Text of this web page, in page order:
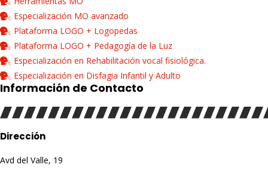
Especialización MO avanzado
Plataforma LOGO + Logopedas
Plataforma LOGO + Pedagogía de la Luz
Especialización en Rehabilitación vocal fisiológica.
Especialización en Disfagia Infantil y Adulto
Información de Contacto
Dirección
Avd del Valle, 19